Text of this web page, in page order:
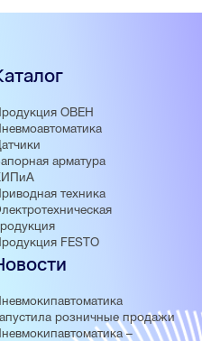
ОВЕН
арматура
техника
FESTO
розничные продажи
–